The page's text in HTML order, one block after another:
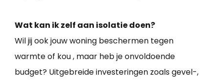
Wat kan ik zelf aan isolatie doen?
Wil jij ook jouw woning beschermen tegen
warmte of kou , maar heb je onvoldoende
budget? Uitgebreide investeringen zoals gevel-,